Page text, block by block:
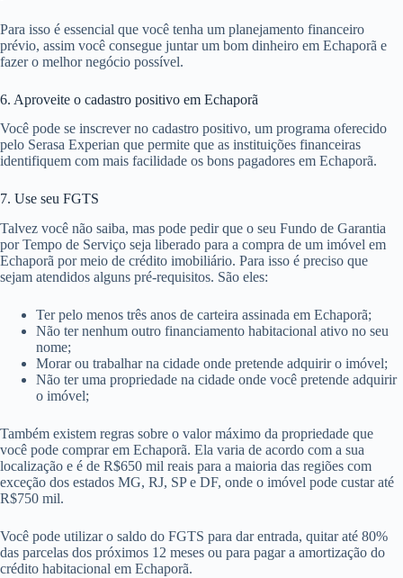
Para isso é essencial que você tenha um planejamento financeiro
prévio, assim você consegue juntar um bom dinheiro em Echaporã e
fazer o melhor negócio possível.
6. Aproveite o cadastro positivo em Echaporã
Você pode se inscrever no cadastro positivo, um programa oferecido
pelo Serasa Experian que permite que as instituições financeiras
identifiquem com mais facilidade os bons pagadores em Echaporã.
7. Use seu FGTS
Talvez você não saiba, mas pode pedir que o seu Fundo de Garantia
por Tempo de Serviço seja liberado para a compra de um imóvel em
Echaporã por meio de crédito imobiliário. Para isso é preciso que
sejam atendidos alguns pré-requisitos. São eles:
Ter pelo menos três anos de carteira assinada em Echaporã;
Não ter nenhum outro financiamento habitacional ativo no seu
nome;
Morar ou trabalhar na cidade onde pretende adquirir o imóvel;
Não ter uma propriedade na cidade onde você pretende adquirir
o imóvel;
Também existem regras sobre o valor máximo da propriedade que
você pode comprar em Echaporã. Ela varia de acordo com a sua
localização e é de R$650 mil reais para a maioria das regiões com
exceção dos estados MG, RJ, SP e DF, onde o imóvel pode custar até
R$750 mil.
Você pode utilizar o saldo do FGTS para dar entrada, quitar até 80%
das parcelas dos próximos 12 meses ou para pagar a amortização do
crédito habitacional em Echaporã.